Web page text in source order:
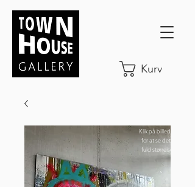
Kurv
Klik på billedet
for at se det i
fuld størrelse